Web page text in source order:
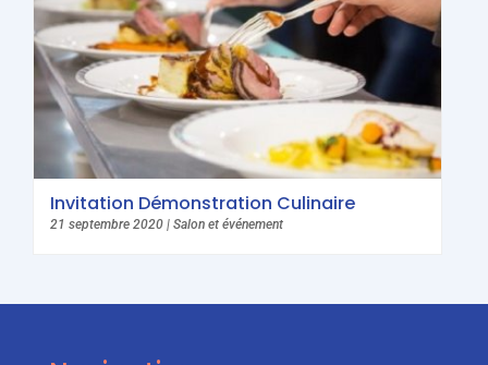
Invitation Démonstration Culinaire
21 septembre 2020 | Salon et événement